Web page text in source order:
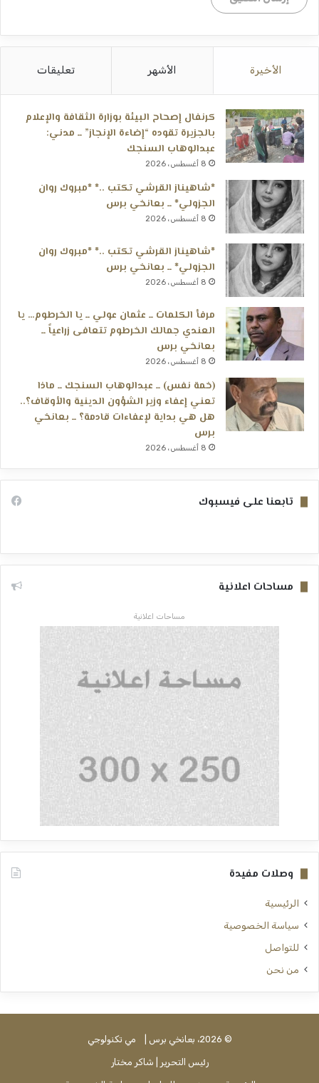
الأخيرة الأشهر تعليقات
كرنفال إصحاح البيئة بوزارة الثقافة والإعلام
بالجزيرة تقوده “إضاءة الإنجاز” ــ مدني:
عبدالوهاب السنجك
8 أغسطس، 2026
*شاهيناز القرشي تكتب ..* *مبروك روان
الجزولي* ــ بعانخي برس
8 أغسطس، 2026
*شاهيناز القرشي تكتب ..* *مبروك روان
الجزولي* ــ بعانخي برس
8 أغسطس، 2026
مرفأ الكلمات ــ عثمان عولي ــ يا الخرطوم… يا
العندي جمالك الخرطوم تتعافى زراعياً ــ
بعانخي برس
8 أغسطس، 2026
(خمة نفس) ــ عبدالوهاب السنجك ــ ماذا
تعني إعفاء وزير الشؤون الدينية والأوقاف؟..
هل هي بداية لإعفاءات قادمة؟ ــ بعانخي
برس
8 أغسطس، 2026
تابعنا على فيسبوك
مساحات اعلانية
مساحات اعلانية
وصلات مفيدة
الرئيسية
سياسة الخصوصية
للتواصل
من نحن
© 2026، بعانخي برس | مي تكنولوجي
رئيس التحرير | شاكر مختار